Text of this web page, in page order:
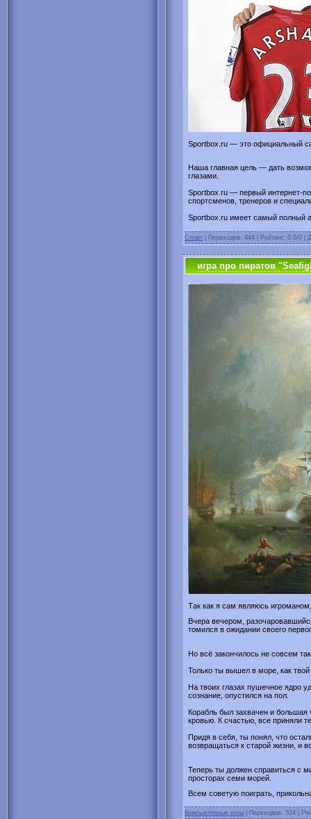
Sportbox.ru — это официальный
Наша главная цель — дать
глазами.
Sportbox.ru — первый интернет-
спортсменов, тренеров и
Sportbox.ru имеет самый полный
Спорт | Переходов: 444 | Рейтинг: 0.0/0 |
игра про пиратов
Так как я сам являюсь
Вчера вечером,
томился в ожидании своего
Но всё закончилось не совсем
Только ты вышел в море, как
На твоих глазах пушечное ядро
сознание, опустился на пол.
Корабль был захвачен и большая
кровью. К счастью, все приняли
Придя в себя, ты понял, что
возвращаться к старой жизни, и
Теперь ты должен справиться с
просторах семи морей.
Всем советую поиграть,
Компьютерные игры | Переходов: 524 |